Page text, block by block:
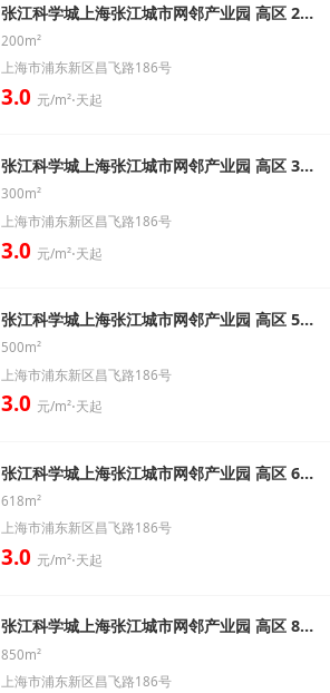
张江科学城上海张江城市网邻产业园 高区 200㎡ 带装修办公室出租信息
200m²
上海市浦东新区昌飞路186号
3.0 元/m²⋅天起
张江科学城上海张江城市网邻产业园 高区 300㎡ 带装修办公室出租信息
300m²
上海市浦东新区昌飞路186号
3.0 元/m²⋅天起
张江科学城上海张江城市网邻产业园 高区 500㎡ 带装修办公室出租信息
500m²
上海市浦东新区昌飞路186号
3.0 元/m²⋅天起
张江科学城上海张江城市网邻产业园 高区 618㎡ 带装修办公室出租信息
618m²
上海市浦东新区昌飞路186号
3.0 元/m²⋅天起
张江科学城上海张江城市网邻产业园 高区 850㎡ 带装修办公室出租信息
850m²
上海市浦东新区昌飞路186号